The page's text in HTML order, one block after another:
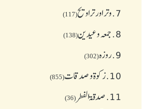
7. وتر اور تراویح(117)
8. جمعہ وعیدین(138)
9. روزہ(302)
10. زکوة و صدقات(855)
11. صدقۃ الفطر (36)